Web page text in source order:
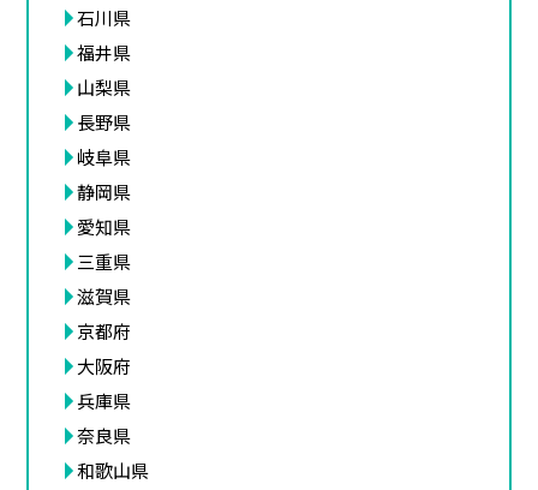
石川県
福井県
山梨県
長野県
岐阜県
静岡県
愛知県
三重県
滋賀県
京都府
大阪府
兵庫県
奈良県
和歌山県